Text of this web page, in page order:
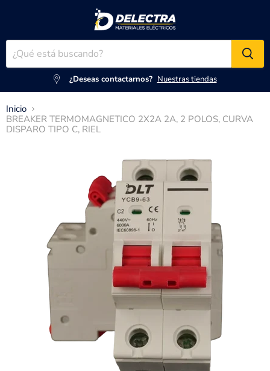
¿Deseas contactarnos? Nuestras tiendas
Inicio
BREAKER TERMOMAGNETICO 2X2A 2A, 2 POLOS, CURVA
DISPARO TIPO C, RIEL